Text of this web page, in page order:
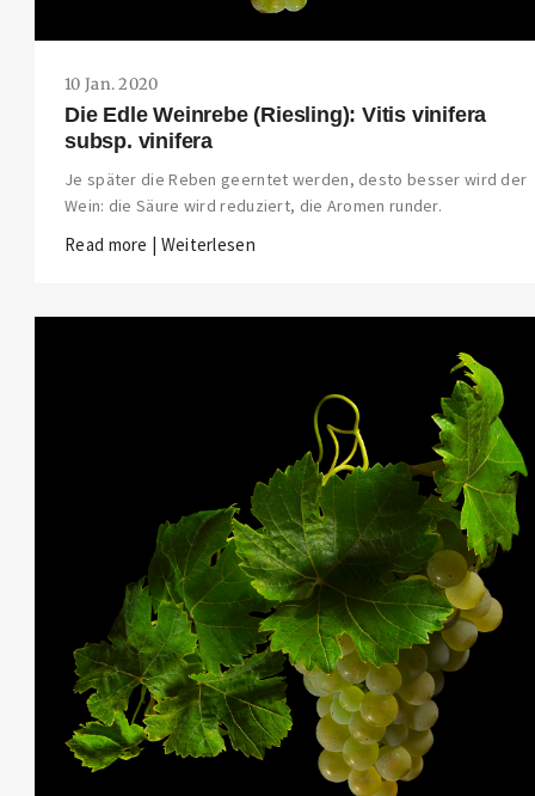
10 Jan. 2020
Die Edle Weinrebe (Riesling): Vitis vinifera
subsp. vinifera
Je später die Reben geerntet werden, desto besser wird der
Wein: die Säure wird reduziert, die Aromen runder.
Read more | Weiterlesen